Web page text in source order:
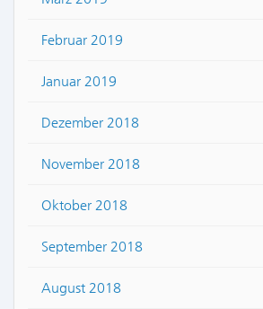
Februar 2019
Januar 2019
Dezember 2018
November 2018
Oktober 2018
September 2018
August 2018